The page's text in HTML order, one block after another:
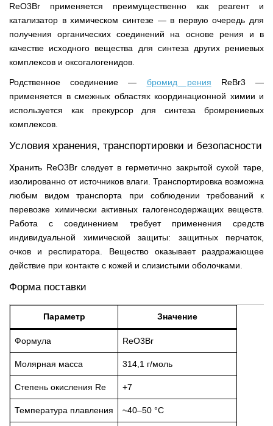
ReO3Br применяется преимущественно как реагент и
катализатор в химическом синтезе — в первую очередь для
получения органических соединений на основе рения и в
качестве исходного вещества для синтеза других рениевых
комплексов и оксогалогенидов.
Родственное соединение — бромид рения ReBr3 —
применяется в смежных областях координационной химии и
используется как прекурсор для синтеза бромрениевых
комплексов.
Условия хранения, транспортировки и безопасности
Хранить ReO3Br следует в герметично закрытой сухой таре,
изолированно от источников влаги. Транспортировка возможна
любым видом транспорта при соблюдении требований к
перевозке химически активных галогенсодержащих веществ.
Работа с соединением требует применения средств
индивидуальной химической защиты: защитных перчаток,
очков и респиратора. Вещество оказывает раздражающее
действие при контакте с кожей и слизистыми оболочками.
Форма поставки
Параметр Значение
Формула ReO3Br
Молярная масса 314,1 г/моль
Степень окисления Re +7
Температура плавления ~40–50 °C